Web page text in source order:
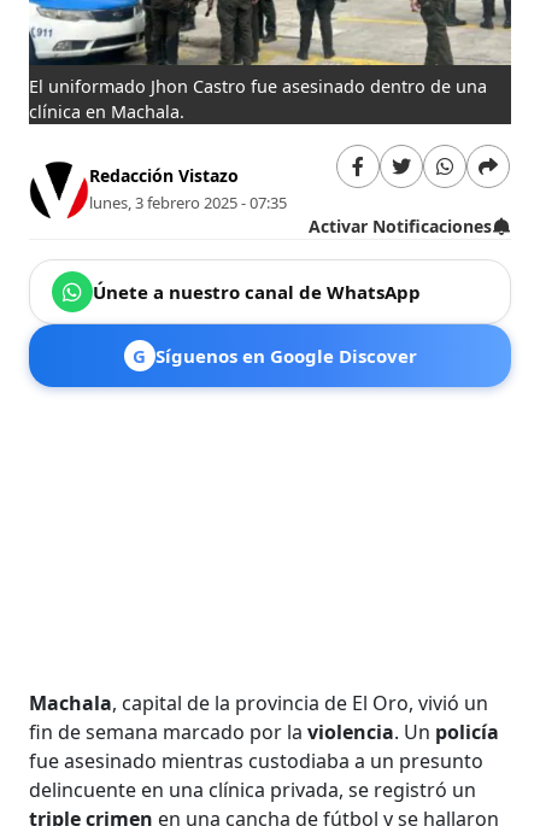
El uniformado Jhon Castro fue asesinado dentro de una
clínica en Machala.
Redacción Vistazo
lunes, 3 febrero 2025 - 07:35
Activar Notificaciones
Únete a nuestro canal de WhatsApp
G Síguenos en Google Discover
Machala, capital de la provincia de El Oro, vivió un
fin de semana marcado por laviolencia. Un policía
fue asesinado mientras custodiaba a un presunto
delincuente en una clínica privada, se registró un
triple crimen en una cancha de fútbol y se hallaron